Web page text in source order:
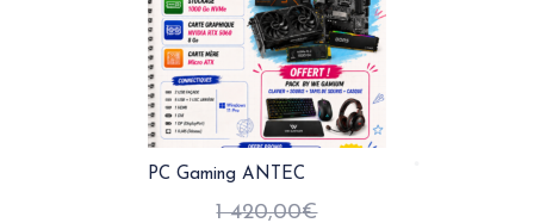
PC Gaming ANTEC
1 420,00€